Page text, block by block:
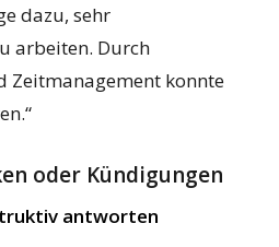
dazu, sehr
arbeiten. Durch
Zeitmanagement konnte
oder Kündigungen
antworten